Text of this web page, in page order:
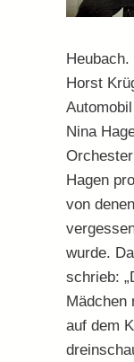
Horst
Nina
Hagen
von
wurde.
schrieb:
Mädchen
auf dem